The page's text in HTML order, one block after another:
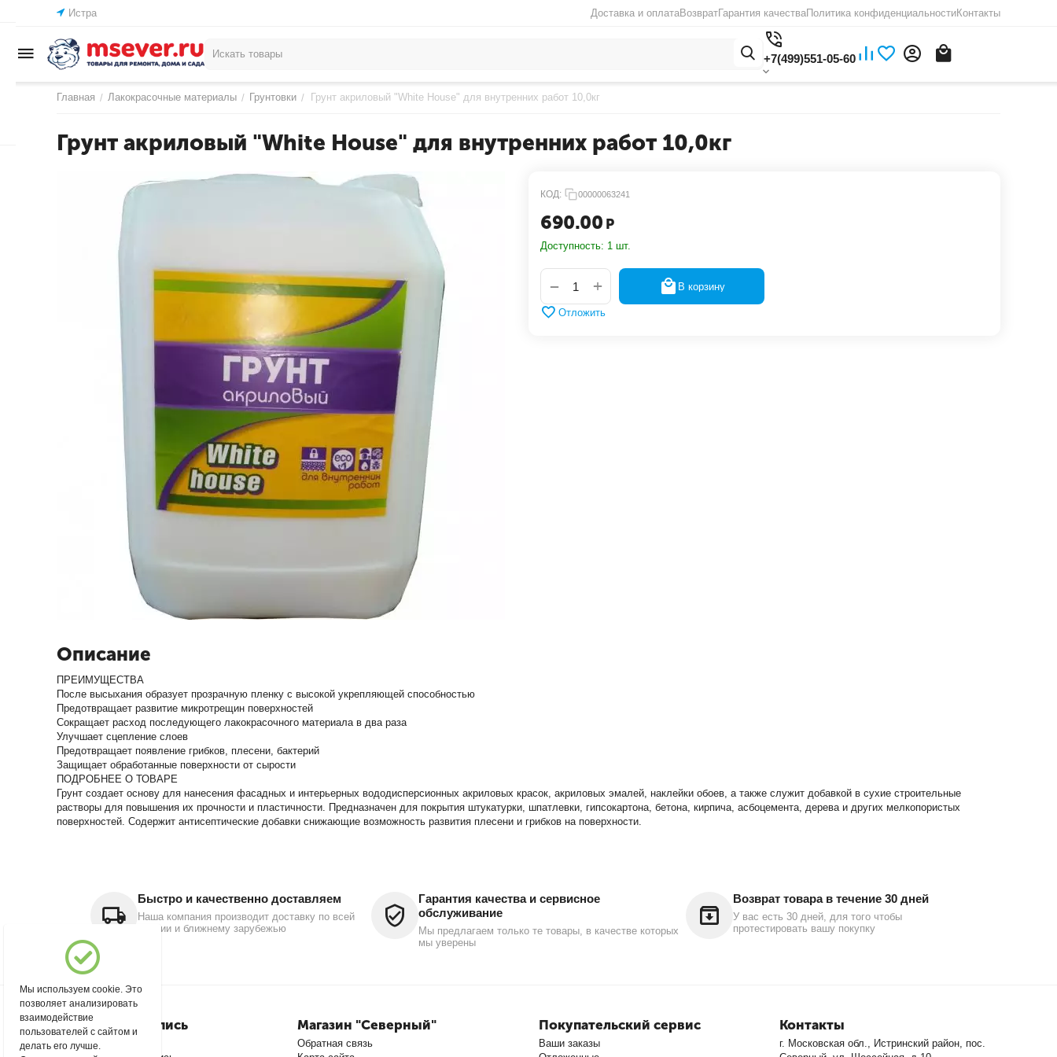
Истра Доставка и оплатаВозвратГарантия качестваПолитика конфиденциальностиКонтакты
+7(499)551-05-60
Главная / Лакокрасочные материалы / Грунтовки / Грунт акриловый "White House" для внутренних работ 10,0кг
Грунт акриловый "White House" для внутренних работ 10,0кг
КОД: 00000063241
690.00 Р
Доступность: 1 шт.
+
− В корзину
Отложить
Описание
ПРЕИМУЩЕСТВА
После высыхания образует прозрачную пленку с высокой укрепляющей способностью
Предотвращает развитие микротрещин поверхностей
Сокращает расход последующего лакокрасочного материала в два раза
Улучшает сцепление слоев
Предотвращает появление грибков, плесени, бактерий
Защищает обработанные поверхности от сырости
ПОДРОБНЕЕ О ТОВАРЕ
Грунт создает основу для нанесения фасадных и интерьерных вододисперсионных акриловых красок, акриловых эмалей, наклейки обоев, а также служит добавкой в сухие строительные
растворы для повышения их прочности и пластичности. Предназначен для покрытия штукатурки, шпатлевки, гипсокартона, бетона, кирпича, асбоцемента, дерева и других мелкопористых
поверхностей. Содержит антисептические добавки снижающие возможность развития плесени и грибков на поверхности.
Быстро и качественно доставляем
Наша компания производит доставку по всей
России и ближнему зарубежью
Гарантия качества и сервисное
обслуживание
Мы предлагаем только те товары, в качестве которых
мы уверены
Возврат товара в течение 30 дней
У вас есть 30 дней, для того чтобы
протестировать вашу покупку
Моя учетная запись
Войти
Магазин "Северный"
Обратная связь
Покупательский сервис
Ваши заказы
Контакты
г. Московская обл., Истринский район, пос.
Мы используем cookie. Это
позволяет анализировать
взаимодействие
пользователей с сайтом и
делать его лучше.